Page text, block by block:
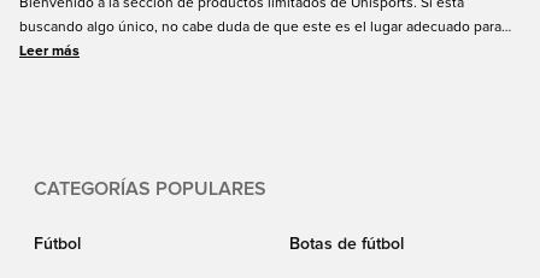
Bienvenido a la sección de productos limitados de Unisports. Si está
buscando algo único, no cabe duda de que este es el lugar adecuado para
estar. En esta sección podrá tener en sus manos un número limitado de
Leer más
CATEGORÍAS POPULARES
Fútbol Botas de fútbol